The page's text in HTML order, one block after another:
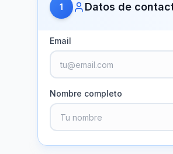
1 Datos de
Email
Nombre completo